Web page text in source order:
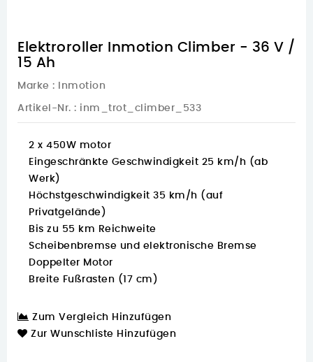
Elektroroller Inmotion Climber - 36 V /
15 Ah
Marke : Inmotion
Artikel-Nr. : inm_trot_climber_533
2 x 450W motor
Eingeschränkte Geschwindigkeit 25 km/h (ab
Werk)
Höchstgeschwindigkeit 35 km/h (auf
Privatgelände)
Bis zu 55 km Reichweite
Scheibenbremse und elektronische Bremse
Doppelter Motor
Breite Fußrasten (17 cm)
Zum Vergleich Hinzufügen
Zur Wunschliste Hinzufügen